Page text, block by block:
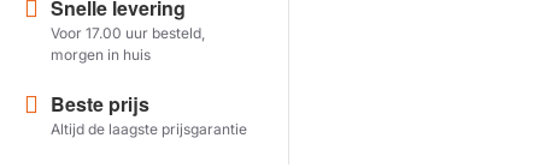
Herstel zoekopdracht
Snelle levering
Voor 17.00 uur besteld,
morgen in huis
Beste prijs
Altijd de laagste prijsgarantie